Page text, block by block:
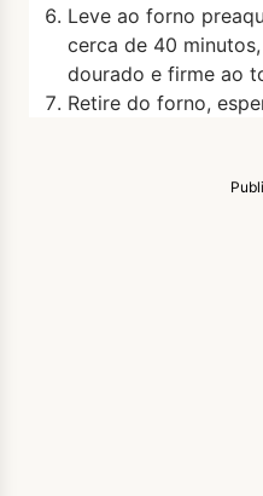
Leve ao forno
cerca de 40
dourado e firme ao
Retire do forno,